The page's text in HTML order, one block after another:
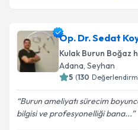
Op. Dr. Sedat
Kulak Burun Boğaz
Adana, Seyhan
5 (130
Burun ameliyatı sürecim
bilgisi ve profesyonelliği bana...